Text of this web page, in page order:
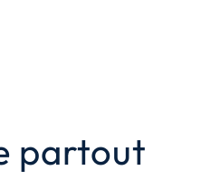
partout